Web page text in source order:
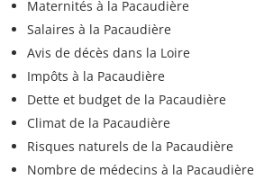
Maternités à la Pacaudière
Salaires à la Pacaudière
Avis de décès dans la Loire
Impôts à la Pacaudière
Dette et budget de la Pacaudière
Climat de la Pacaudière
Risques naturels de la Pacaudière
Nombre de médecins à la Pacaudière